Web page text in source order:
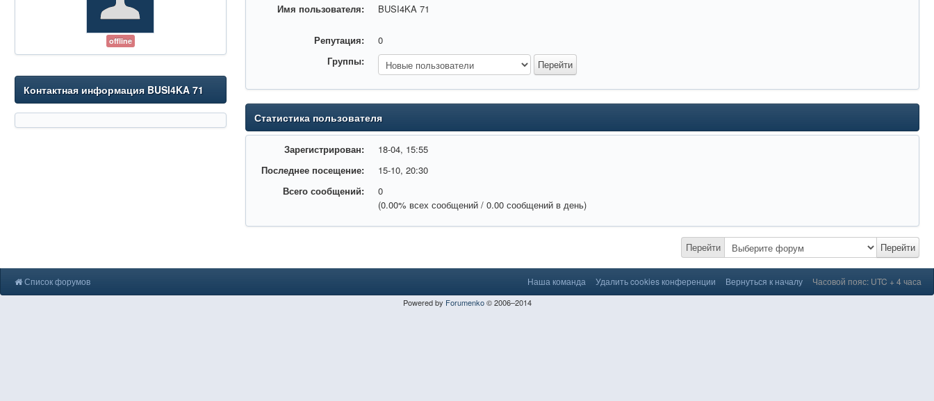
offline
Контактная информация BUSI4KA 71
Имя пользователя: BUSI4KA 71
Репутация:
0
Группы:
Статистика пользователя
Зарегистрирован:
18-04, 15:55
Последнее посещение:
15-10, 20:30
Всего сообщений:
0
(0.00% всех сообщений / 0.00 сообщений в день)
Перейти Перейти
Список форумов Наша команда Удалить cookies конференции Вернуться к началу Часовой пояс: UTC + 4 часа
Powered by Forumenko© 2006–2014